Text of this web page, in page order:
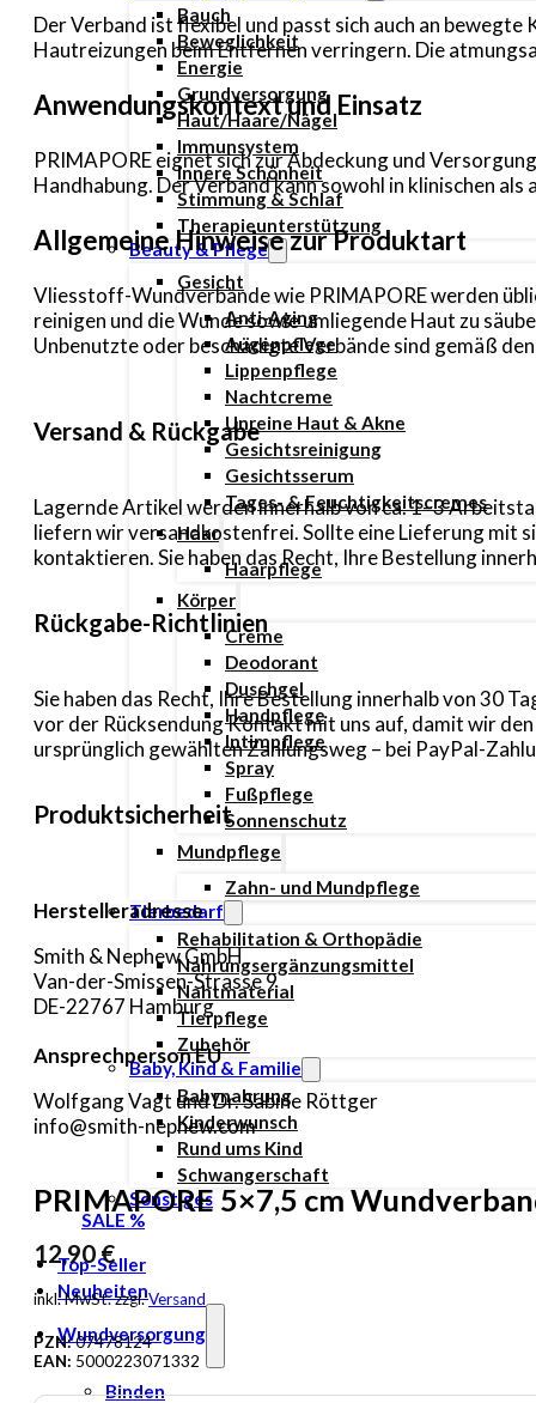
Bauch
Beweglichkeit
Energie
Grundversorgung
Haut/Haare/Nägel
Immunsystem
Innere Schönheit
Stimmung & Schlaf
Therapieunterstützung
Beauty & Pflege
Gesicht
Anti-Aging
Augenpflege
Lippenpflege
Nachtcreme
Unreine Haut & Akne
Gesichtsreinigung
Gesichtsserum
Tages- & Feuchtigkeitscremes
Haar
Haarpflege
Körper
Creme
Deodorant
Duschgel
Handpflege
Intimpflege
Spray
Fußpflege
Sonnenschutz
Mundpflege
Zahn- und Mundpflege
Tierbedarf
Rehabilitation & Orthopädie
Nahrungsergänzungsmittel
Nahtmaterial
Tierpflege
Zubehör
Baby, Kind & Familie
Babynahrung
Kinderwunsch
Rund ums Kind
Schwangerschaft
Sonstiges
SALE %
Top-Seller
Neuheiten
Wundversorgung
Binden
Der Verband ist flexibel und passt sich auch an
Hautreizungen beim Entfernen verringern. Die
Anwendungskontext und Einsatz
PRIMAPORE eignet sich zur Abdeckung und
Handhabung. Der Verband kann sowohl in klinischen als
Allgemeine Hinweise zur Produktart
Vliesstoff-Wundverbände wie PRIMAPORE werden
reinigen und die Wunde sowie umliegende Haut zu
Unbenutzte oder beschädigte Verbände sind gemäß
Versand & Rückgabe
Lagernde Artikel werden innerhalb von ca. 1–3
liefern wir versandkostenfrei. Sollte eine Lieferung mit
kontaktieren. Sie haben das Recht, Ihre Bestellung
Rückgabe-Richtlinien
Sie haben das Recht, Ihre Bestellung innerhalb von 30
vor der Rücksendung Kontakt mit uns auf, damit wir
ursprünglich gewählten Zahlungsweg – bei PayPal-
Produktsicherheit
Herstelleradresse
Smith & Nephew GmbH
Van-der-Smissen-Strasse 9
DE-22767 Hamburg
Ansprechperson EU
Wolfgang Vagt und Dr. Sabine Röttger
info@smith-nephew.com
PRIMAPORE 5×7,5 cm
12,90€
inkl. MwSt. zzgl.Versand
PZN:07478124
EAN: 5000223071332